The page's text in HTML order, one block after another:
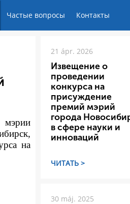
Частые вопросы Контакты
мэрии
на
21 ápr. 2026
Извещение о
проведении
конкурса на
присуждение
премий мэрий
города
в сфере науки и
инноваций
ЧИТАТЬ >
30 máj. 2025